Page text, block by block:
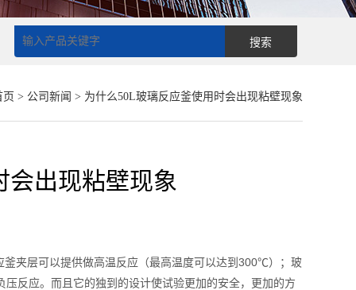
页 > 公司新闻 > 为什么50L玻璃反应釜使用时会出现粘壁现象
出现粘壁现象
层可以提供做高温反应（最高温度可以达到300℃）；玻
反应。而且它的独到的设计使试验更加的安全，更加的方